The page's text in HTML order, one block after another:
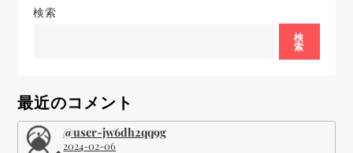
シ
ン
検索
検
索
最近のコメント
@user-jw6dh2qq9g
2024-02-06